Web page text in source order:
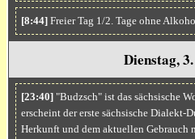
[8:44]Freier Tag 1/2. Tage ohne
Dienstag,
[23:40]"Budzsch" ist das sächsische
erscheint der erste sächsische
Herkunft und dem aktuellen Gebrauch